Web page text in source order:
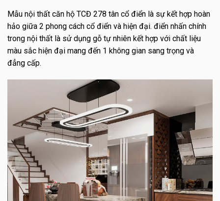
Mẫu nội thất căn hộ TCĐ 278 tân cổ điển là sự kết hợp hoàn
hảo giữa 2 phong cách cổ điển và hiện đại. điển nhấn chính
trong nội thất là sử dụng gỗ tự nhiên kết hợp với chất liệu
màu sắc hiện đại mang đến 1 không gian sang trọng và
đẳng cấp.